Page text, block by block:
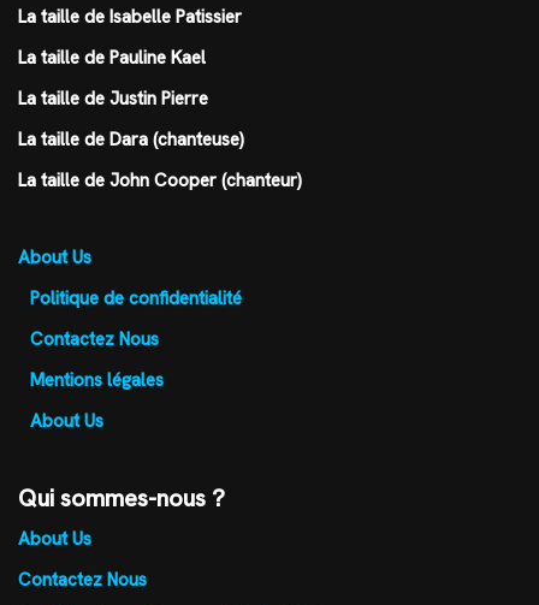
La taille de Isabelle Patissier
La taille de Pauline Kael
La taille de Justin Pierre
La taille de Dara (chanteuse)
La taille de John Cooper (chanteur)
About Us
Politique de confidentialité
Contactez Nous
Mentions légales
About Us
Qui sommes-nous ?
About Us
Contactez Nous